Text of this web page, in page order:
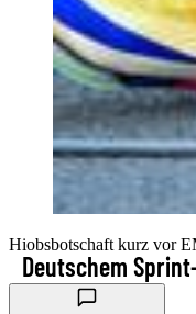
Hiobsbotschaft kurz vor
Deutschem